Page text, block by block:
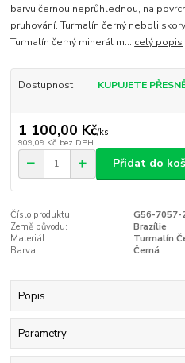
barvu černou neprůhlednou, na
pruhování. Turmalín černý neboli
Turmalín černý minerál m... celý popis
Dostupnost KUPUJETE
1 100,00 Kč/ks
909,09 Kč bez DPH
Přidat do
Číslo produktu:
G56-7057-
Země původu:
Brazílie
Materiál:
Turmalín
Barva:
Černá
Popis
Parametry